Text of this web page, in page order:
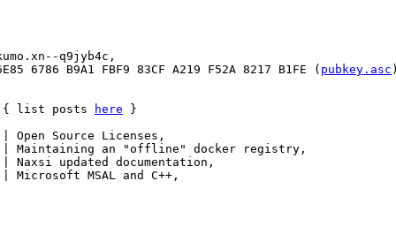
q9jyb4c,
6786 B9A1 FBF9 83CF A219 F52A 8217 B1FE (
pubkey.asc
{ list posts here }
Open Source Licenses,
Maintaining an "offline" docker registry,
Naxsi updated documentation,
Microsoft MSAL and C++,